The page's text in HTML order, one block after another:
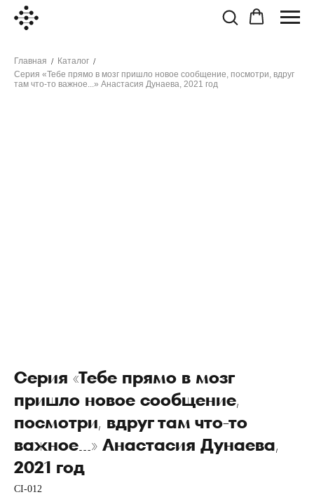
Главная / Каталог /
Серия «Тебе прямо в мозг пришло новое сообщение, посмотри, вдруг
там что-то важное...» Анастасия Дунаева, 2021 год
Серия «Тебе прямо в мозг
пришло новое сообщение,
посмотри, вдруг там что-то
важное...» Анастасия Дунаева,
2021 год
CI-012